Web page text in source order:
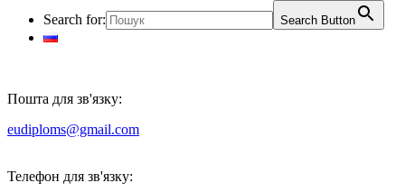
Search for:
Search Button
Пошта для зв'язку:
eudiploms@gmail.com
Телефон для зв'язку: